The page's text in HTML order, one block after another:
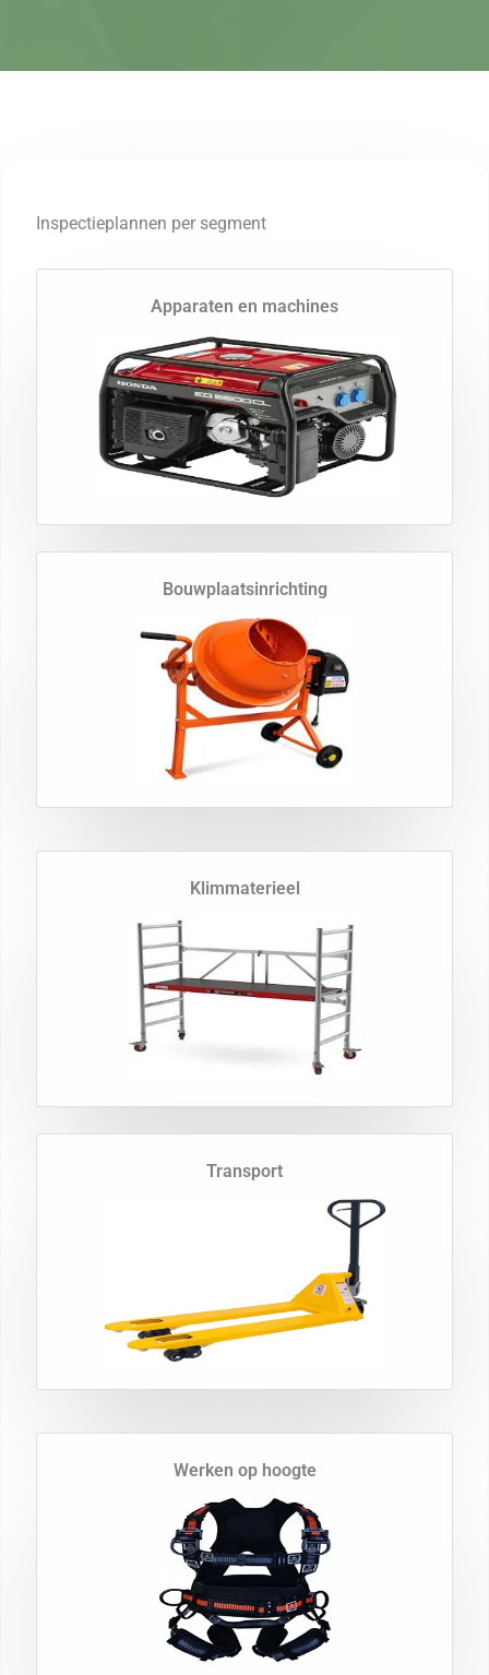
Inspectieplannen per segment
Apparaten en machines
Bouwplaatsinrichting
Klimmaterieel
Transport
Werken op hoogte